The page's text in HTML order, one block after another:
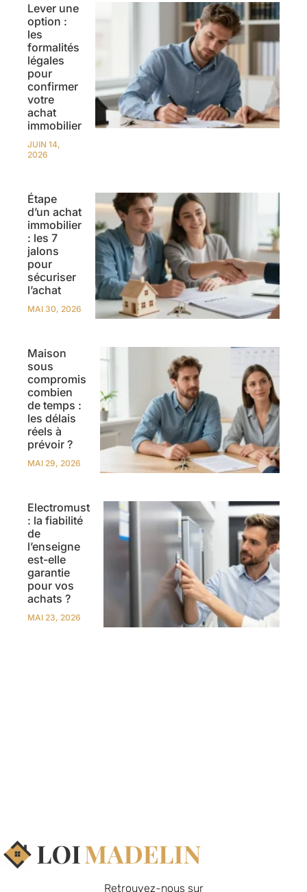
Lever une
option :
les
formalités
légales
pour
confirmer
votre
achat
immobilier
JUIN 14,
2026
Étape
d’un achat
immobilier
: les 7
jalons
pour
sécuriser
l’achat
MAI 30, 2026
Maison
sous
compromis
combien
de temps :
les délais
réels à
prévoir ?
MAI 29, 2026
Electromust
: la fiabilité
de
l’enseigne
est-elle
garantie
pour vos
achats ?
MAI 23, 2026
Retrouvez-nous sur